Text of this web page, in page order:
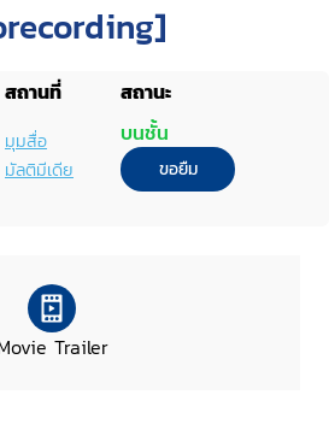
สถานที่
สถานะ
มุมสื่อ
มัลติมีเดีย
บนชั้น
ขอยืม
Trailer